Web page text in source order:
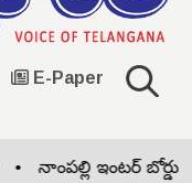
E-Paper
నాంపల్లి ఇంటర్ బోర్డు